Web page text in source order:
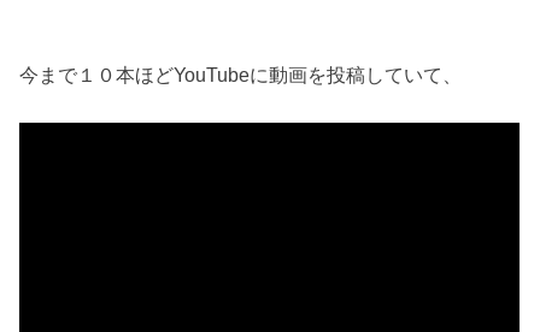
今まで１０本ほどYouTubeに動画を投稿していて、